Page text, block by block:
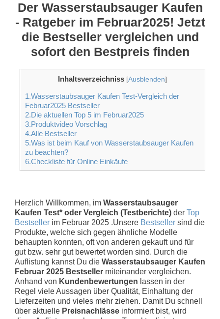
Der Wasserstaubsauger Kaufen
- Ratgeber im Februar2025! Jetzt
die Bestseller vergleichen und
sofort den Bestpreis finden
Inhaltsverzeichniss [Ausblenden]
1.Wasserstaubsauger Kaufen Test-Vergleich der
Februar2025 Bestseller
2.Die aktuellen Top 5 im Februar2025
3.Produktvideo Vorschlag
4.Alle Bestseller
5.Was ist beim Kauf von Wasserstaubsauger Kaufen
zu beachten?
6.Checkliste für Online Einkäufe
Herzlich Willkommen, im Wasserstaubsauger
Kaufen Test* oder Vergleich (Testberichte) der Top
Bestseller im Februar 2025 .Unsere Bestseller sind die
Produkte, welche sich gegen ähnliche Modelle
behaupten konnten, oft von anderen gekauft und für
gut bzw. sehr gut bewertet worden sind. Durch die
Auflistung kannst Du die Wasserstaubsauger Kaufen
Februar 2025 Bestseller miteinander vergleichen.
Anhand von Kundenbewertungen lassen in der
Regel viele Aussagen über Qualität, Einhaltung der
Lieferzeiten und vieles mehr ziehen. Damit Du schnell
über aktuelle Preisnachlässe informiert bist, wird